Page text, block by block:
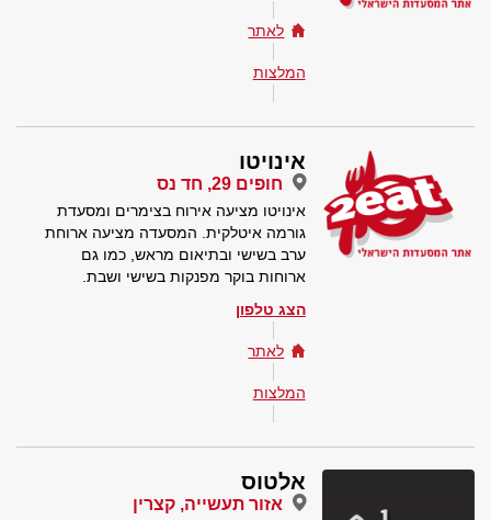
לאתר
המלצות
אינויטו
חופים 29, חד נס
אינויטו מציעה אירוח בצימרים ומסעדת
גורמה איטלקית. המסעדה מציעה ארוחת
ערב בשישי ובתיאום מראש, כמו גם
ארוחות בוקר מפנקות בשישי ושבת.
הצג טלפון
לאתר
המלצות
אלטוס
אזור תעשייה, קצרין